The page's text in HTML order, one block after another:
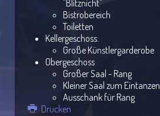
"Blitznicht"
Bistrobereich
Toiletten
Kellergeschoss:
Große Künstlergarderobe
Obergeschoss
Großer Saal - Rang
Kleiner Saal zum Eintanzen
Ausschank für Rang
Drucken